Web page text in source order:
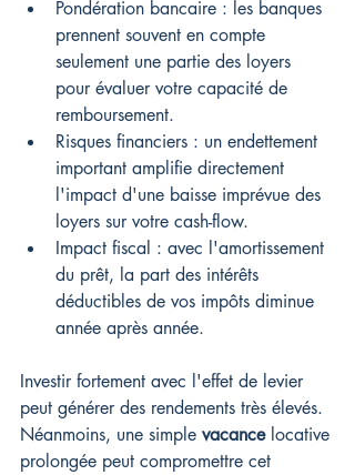
Pondération bancaire : les banques
prennent souvent en compte
seulement une partie des loyers
pour évaluer votre capacité de
remboursement.
Risques financiers : un endettement
important amplifie directement
l'impact d'une baisse imprévue des
loyers sur votre cash-flow.
Impact fiscal : avec l'amortissement
du prêt, la part des intérêts
déductibles de vos impôts diminue
année après année.
Investir fortement avec l'effet de levier
peut générer des rendements très élevés.
Néanmoins, une simple vacance locative
prolongée peut compromettre cet